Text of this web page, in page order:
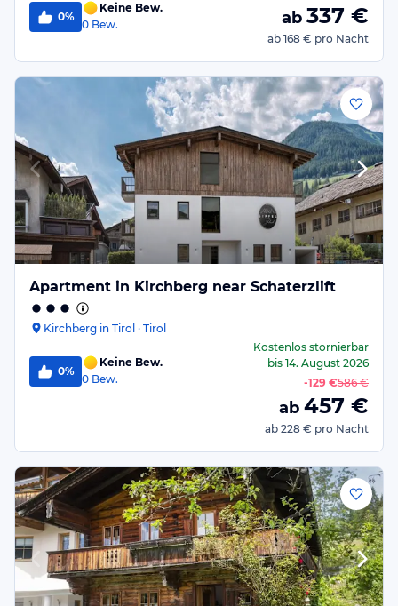
0%
Keine Bew.
0 Bew. ab 337 €
ab 168 € pro Nacht
Apartment in Kirchberg near Schaterzlift
Kirchberg in Tirol · Tirol
0%
Keine Bew.
0 Bew.
Kostenlos stornierbar
bis 14. August 2026
-129 €586 €
ab 457 €
ab 228 € pro Nacht